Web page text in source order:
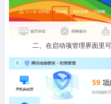
二、在启动项管理界面里可